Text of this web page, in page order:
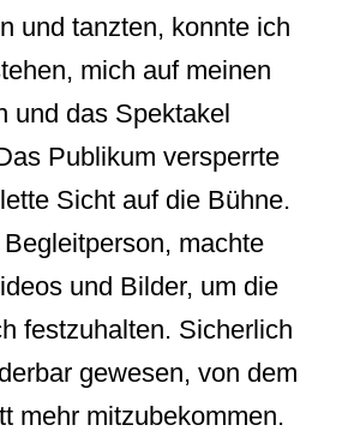
und tanzten, konnte ich
mich auf meinen
und das Spektakel
Publikum versperrte
Sicht auf die Bühne.
machte
und Bilder, um die
festzuhalten. Sicherlich
gewesen, von dem
mehr mitzubekommen.